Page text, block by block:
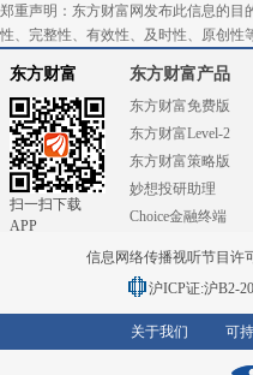
郑重声明：东方财富网发布此信息的目
性、完整性、有效性、及时性、原创性
东方财富
扫一扫下载
APP
东方财富产品
东方财富免费版
东方财富Level-2
东方财富策略版
妙想投研助理
Choice金融终端
信息网络传播视听节目许
沪ICP证:沪B2-
关于我们 可